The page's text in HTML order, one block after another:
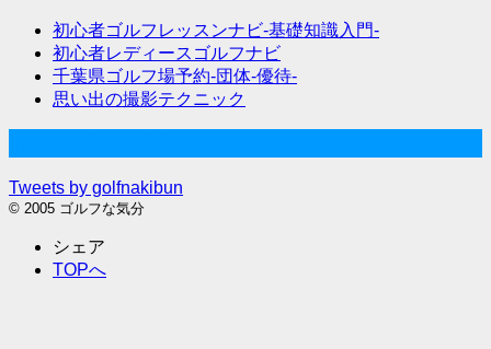
初心者ゴルフレッスンナビ-基礎知識入門-
初心者レディースゴルフナビ
千葉県ゴルフ場予約-団体-優待-
思い出の撮影テクニック
Tweets by golfnakibun
© 2005 ゴルフな気分
シェア
TOPへ